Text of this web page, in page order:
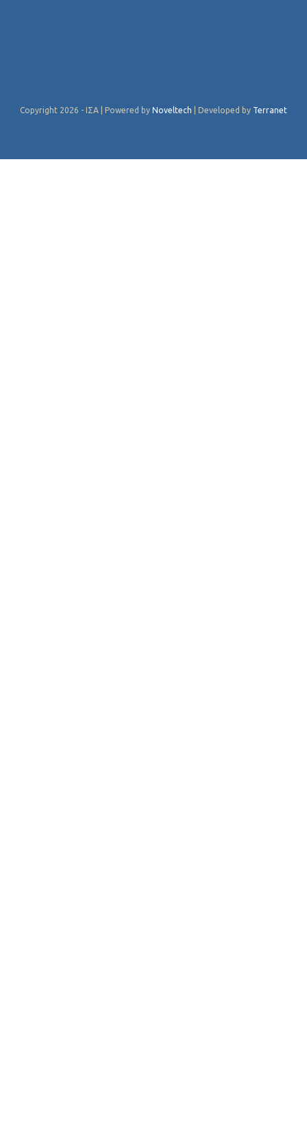
Copyright 2026 - ΙΣΑ | Powered by Noveltech | Developed by Terranet